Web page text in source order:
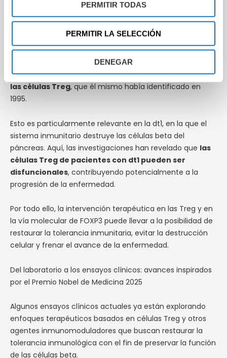
PERMITIR TODAS
PERMITIR LA SELECCIÓN
DENEGAR
autoinmunes. Ello era debido a que tenían mutaciones en
el gen FOXP3, algo similar a lo que ocurre en el
equivalente humano de este gen, que causa una
enfermedad autoinmune grave llamada IPEX.
Posteriormente, en 2003, elDr. Shimon Sakaguchi
demostró que el gen FOXP3 gobierna el desarrollo de
las células Treg, que él mismo había identificado en
1995.
Esto es particularmente relevante en la dt1, en la que el
sistema inmunitario destruye las células beta del
páncreas. Aquí, las investigaciones han revelado que las
células Treg de pacientes con dt1 pueden ser
disfuncionales, contribuyendo potencialmente a la
progresión de la enfermedad.
Por todo ello, la intervención terapéutica en las Treg y en
la vía molecular de FOXP3 puede llevar a la posibilidad de
restaurar la tolerancia inmunitaria, evitar la destrucción
celular y frenar el avance de la enfermedad.
Del laboratorio a los ensayos clínicos: avances inspirados
por el Premio Nobel de Medicina 2025
Algunos ensayos clínicos actuales ya están explorando
enfoques terapéuticos basados en células Treg y otros
agentes inmunomoduladores que buscan restaurar la
tolerancia inmunológica con el fin de preservar la función
de las células beta.